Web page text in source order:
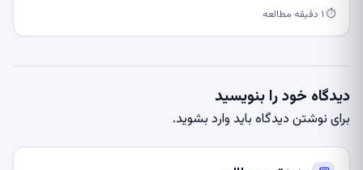
⏱ ۱ دقیقه مطالعه
دیدگاه خود را بنویسید
برای نوشتن دیدگاه باید وارد بشوید.